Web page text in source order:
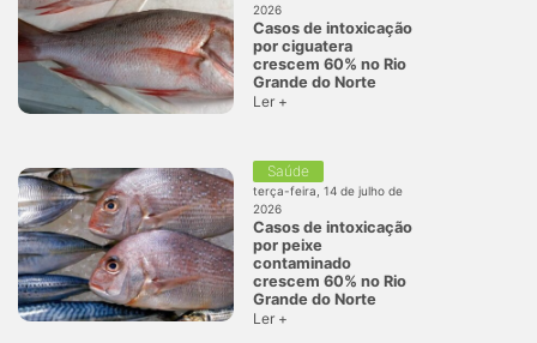
2026
Casos de intoxicação
por ciguatera
crescem 60% no Rio
Grande do Norte
Ler +
Saúde
terça-feira, 14 de julho de
2026
Casos de intoxicação
por peixe
contaminado
crescem 60% no Rio
Grande do Norte
Ler +